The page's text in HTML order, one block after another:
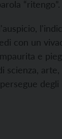
“ritengo”.
con un
e
scienza,